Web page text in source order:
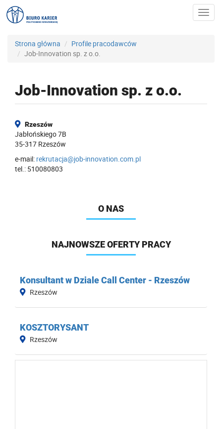
Strona główna
Profile pracodawców
Job-Innovation sp. z o.o.
Job-Innovation sp. z o.o.
Rzeszów
Jabłońskiego 7B
35-317 Rzeszów
e-mail: rekrutacja@job-innovation.com.pl
tel.: 510080803
O NAS
NAJNOWSZE OFERTY PRACY
Konsultant w Dziale Call Center - Rzeszów
Rzeszów
KOSZTORYSANT
Rzeszów